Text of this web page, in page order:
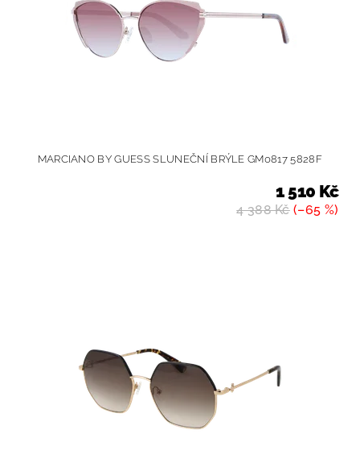
MARCIANO BY GUESS SLUNEČNÍ BRÝLE GM0817 5828F
4 388 Kč(–65 %)
1 510 Kč